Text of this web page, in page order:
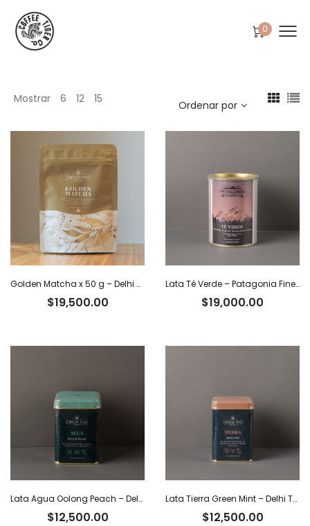
0
Mostrar 6 12 15 Ordenar por
Golden Matcha x 50 g – Delhi Tea
$19,500.00
Lata Té Verde – Patagonia Finest Tea x 80 g
$19,000.00
Lata Agua Oolong Peach – Delhi Tea x 40 g
$12,500.00
Lata Tierra Green Mint – Delhi Tea x 40 g
$12,500.00